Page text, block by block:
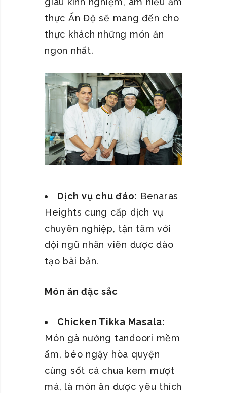
thực Ấn Độ sẽ mang đến cho
thực khách những món ăn
ngon nhất.
Dịch vụ chu đáo: Benaras
Heights cung cấp dịch vụ
chuyên nghiệp, tận tâm với
đội ngũ nhân viên được đào
tạo bài bản.
Món ăn đặc sắc
Chicken Tikka Masala:
Món gà nướng tandoori mềm
ẩm, béo ngậy hòa quyện
cùng sốt cà chua kem mượt
mà, là món ăn được yêu thích